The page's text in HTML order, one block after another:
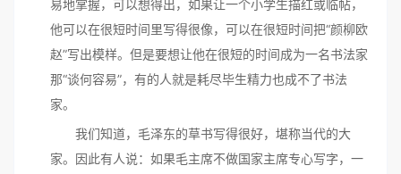
易地掌握，可以想得出，如果让一个小学生描红或临帖，
他可以在很短时间里写得很像，可以在很短时间把“颜柳欧
赵”写出模样。但是要想让他在很短的时间成为一名书法家
那“谈何容易”，有的人就是耗尽毕生精力也成不了书法
家。
我们知道，毛泽东的草书写得很好，堪称当代的大
家。因此有人说：如果毛主席不做国家主席专心写字，一